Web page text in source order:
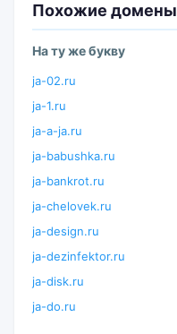
Похожие домены
На ту же букву
ja-02.ru
ja-1.ru
ja-a-ja.ru
ja-babushka.ru
ja-bankrot.ru
ja-chelovek.ru
ja-design.ru
ja-dezinfektor.ru
ja-disk.ru
ja-do.ru